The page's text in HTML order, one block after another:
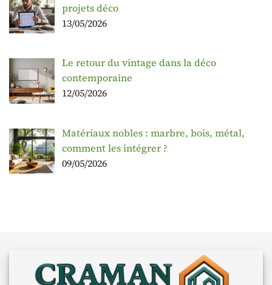
projets déco
13/05/2026
Le retour du vintage dans la déco
contemporaine
12/05/2026
Matériaux nobles : marbre, bois, métal,
comment les intégrer ?
09/05/2026